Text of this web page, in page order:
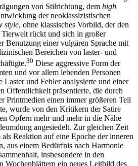
von Stilrichtung, dem high
der neoklassizistischen
style, ohne klassisches Vorbild, der den
rückt und sich in großer
Benutzung einer vulgären Sprache mit
Bereichen von laster- und
30 Diese aggressive Form der
und vor allem lebenden Personen
Laster und Fehler analysierte und einer
Öffentlichkeit präsentierte, die durch
Printmedien einen immer größeren Teil
wurde von den Kritikern der Satire
Opfern mehr und mehr in die Nähe
angesiedelt. Zur gleichen Zeit
Reaktion auf eine Epoche der inneren
aus einem Bedürfnis nach Harmonie
insbesondere in den
Wochenblättern ein neues Leitbild des